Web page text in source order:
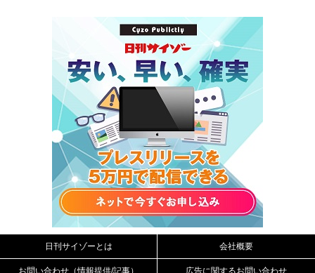
日刊サイゾーとは 会社概要
お問い合わせ（情報提供/記事） 広告に関するお問い合わせ